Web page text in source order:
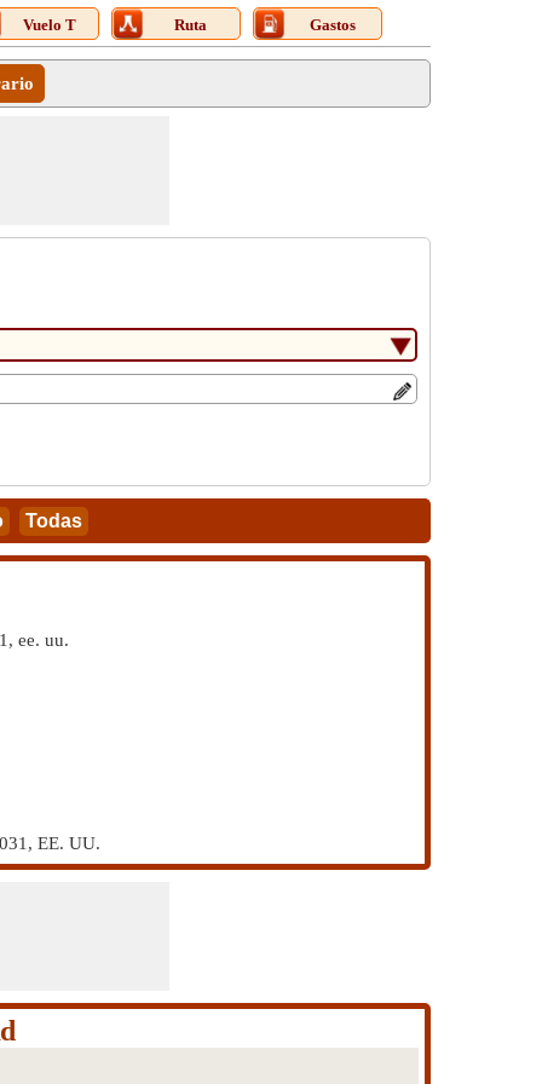
Vuelo T Ruta Gastos
ee. uu.
EE. UU.